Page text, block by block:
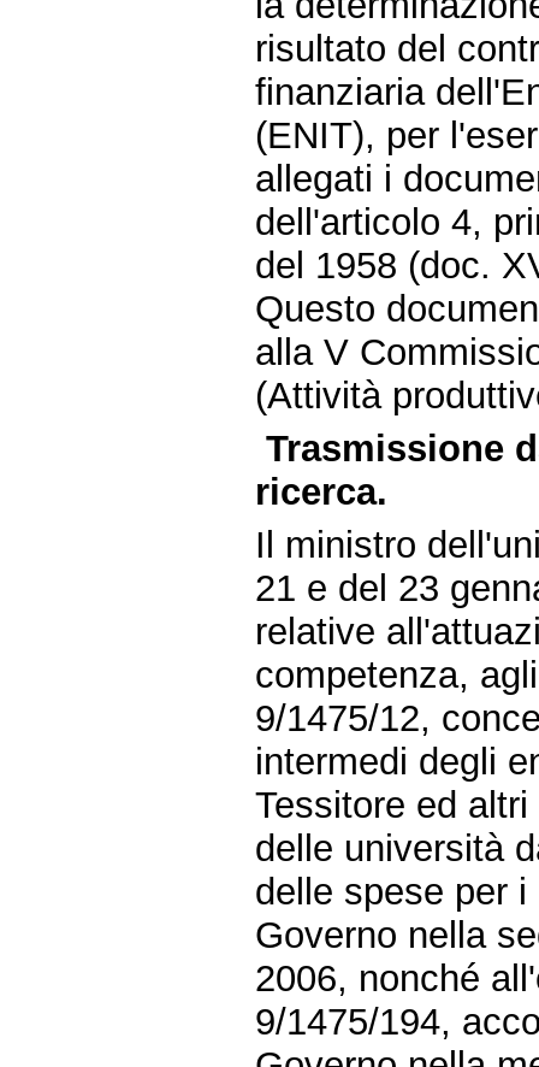
risultato del
finanziaria
(ENIT), per
allegati i
dell'articolo 4,
del 1958 (doc.
Questo
alla V
(Attività
Trasmissione
ricerca.
Il ministro
21 e del 23
relative
competenza,
9/1475/12,
intermedi degli
Tessitore ed
delle università
delle spese per
Governo nella
2006, nonché
9/1475/194,